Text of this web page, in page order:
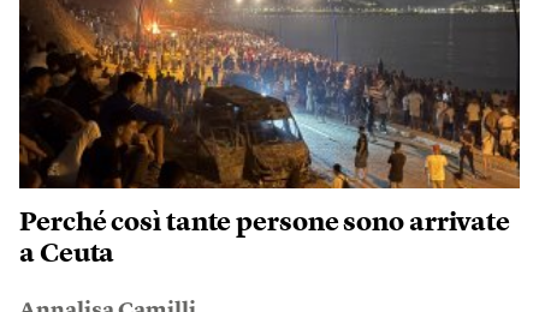
Perché così tante persone sono arrivate
a Ceuta